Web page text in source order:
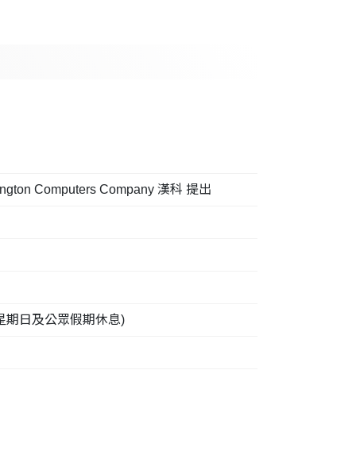
Computers Company 漢科 提出
期日及公眾假期休息)